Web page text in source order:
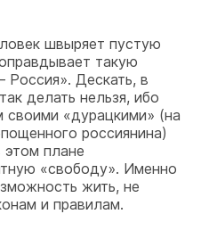
швыряет пустую
такую
Россия». Дескать, в
делать нельзя, ибо
своими «дурацкими» (на
россиянина)
плане
«свободу». Именно
жить, не
и правилам.